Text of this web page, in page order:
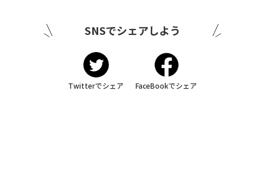
SNSでシェアしよう
Twitterでシェア FaceBookでシェア